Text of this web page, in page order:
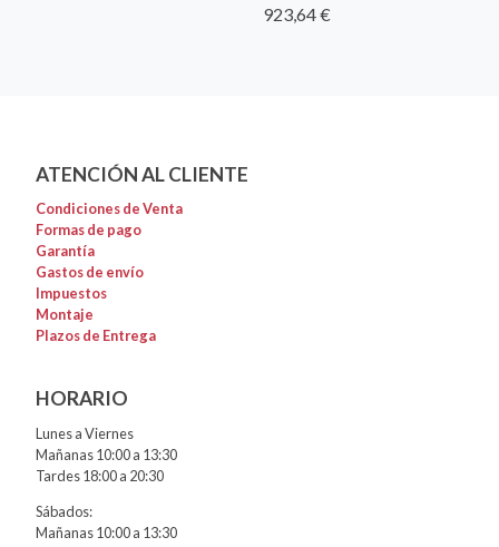
923,64 €
ATENCIÓN AL CLIENTE
Condiciones de Venta
Formas de pago
Garantía
Gastos de envío
Impuestos
Montaje
Plazos de Entrega
HORARIO
Lunes a Viernes
Mañanas 10:00 a 13:30
Tardes 18:00 a 20:30
Sábados:
Mañanas 10:00 a 13:30